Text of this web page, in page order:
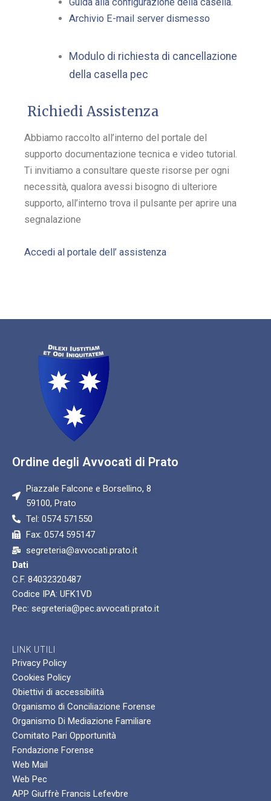
Archivio E-mail server dismesso
Modulo di richiesta di cancellazione
della casella pec
Richiedi Assistenza
Abbiamo raccolto all’interno del portale del
supporto documentazione tecnica e video tutorial.
Ti invitiamo a consultare queste risorse per ogni
necessità, qualora avessi bisogno di ulteriore
supporto, all’interno trova il pulsante per aprire una
segnalazione
Accedi al portale dell’ assistenza
Ordine degli Avvocati di Prato
Piazzale Falcone e Borsellino, 8
59100, Prato
Tel: 0574 571550
Fax: 0574 595147
segreteria@avvocati.prato.it
Dati
C.F. 84032320487
Codice IPA: UFK1VD
Pec: segreteria@pec.avvocati.prato.it
LINK UTILI
Privacy Policy
Cookies Policy
Obiettivi di accessibilità
Organismo di Conciliazione Forense
Organismo Di Mediazione Familiare
Comitato Pari Opportunità
Fondazione Forense
Web Mail
Web Pec
APP Giuffrè Francis Lefevbre